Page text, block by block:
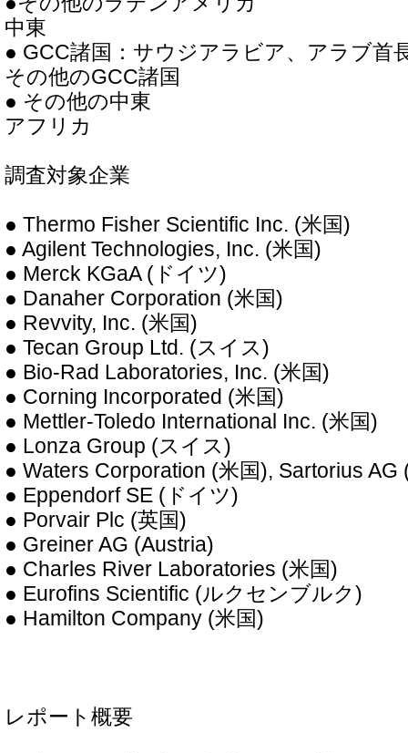
中東
● GCC諸国：サウジアラビア、アラブ首
その他のGCC諸国
● その他の中東
アフリカ
調査対象企業
● Thermo Fisher Scientific Inc. (米国)
● Agilent Technologies, Inc. (米国)
● Merck KGaA (ドイツ)
● Danaher Corporation (米国)
● Revvity, Inc. (米国)
● Tecan Group Ltd. (スイス)
● Bio-Rad Laboratories, Inc. (米国)
● Corning Incorporated (米国)
● Mettler-Toledo International Inc. (米国)
● Lonza Group (スイス)
● Waters Corporation (米国), Sartorius AG
● Eppendorf SE (ドイツ)
● Porvair Plc (英国)
● Greiner AG (Austria)
● Charles River Laboratories (米国)
● Eurofins Scientific (ルクセンブルク)
● Hamilton Company (米国)
レポート概要